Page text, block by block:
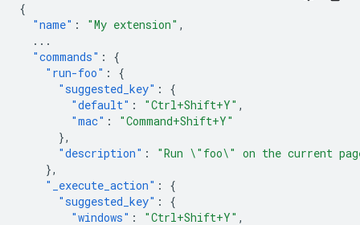
{
"name" : "My extension" ,
...
"commands" :
{
"run-foo" :
{
"suggested_key" :
{
"default" : "Ctrl+Shift+Y" ,
"mac" :
"Command+Shift+Y"
},
"description" :
"Run \"foo\" on the current
},
"_execute_action" :
{
"suggested_key" :
{
"windows" : "Ctrl+Shift+Y" ,